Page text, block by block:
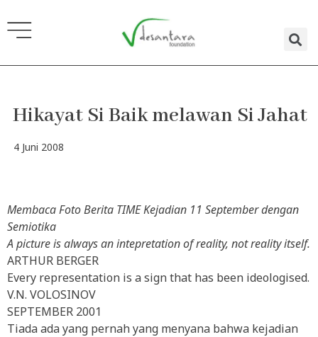
ke
konten
Hikayat Si Baik melawan Si Jahat
4 Juni 2008
Membaca Foto Berita TIME Kejadian 11 September dengan
Semiotika
A picture is always an intepretation of reality, not reality itself.
ARTHUR BERGER
Every representation is a sign that has been ideologised.
V.N. VOLOSINOV
SEPTEMBER 2001
Tiada ada yang pernah yang menyana bahwa kejadian